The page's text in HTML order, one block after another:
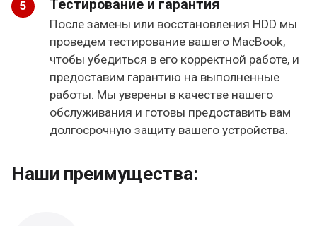
Тестирование и гарантия
После замены или восстановления HDD мы
проведем тестирование вашего MacBook,
чтобы убедиться в его корректной работе, и
предоставим гарантию на выполненные
работы. Мы уверены в качестве нашего
обслуживания и готовы предоставить вам
долгосрочную защиту вашего устройства.
Наши преимущества: